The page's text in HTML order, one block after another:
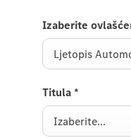
Izaberite
Ljetopis
Titula *
Izaberite...